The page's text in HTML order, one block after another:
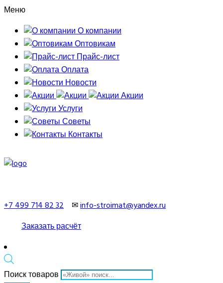
Меню
О компании
Оптовикам
Прайс-лист
Оплата
Новости
Акции
Услуги
Советы
Контакты
+7 499 714 82 32 ✉info-stroimat@yandex.ru
Заказать расчёт
Поиск товаров